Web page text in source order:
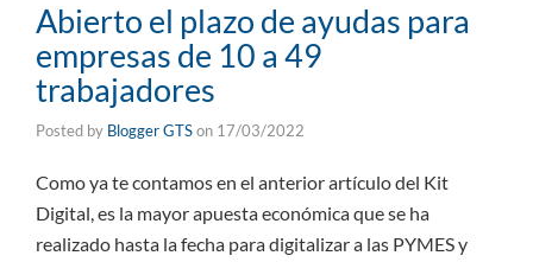
Abierto el plazo de ayudas para
empresas de 10 a 49
trabajadores
Posted by Blogger GTSon 17/03/2022
Como ya te contamos en el anterior artículo del Kit
Digital, es la mayor apuesta económica que se ha
realizado hasta la fecha para digitalizar a las PYMES y